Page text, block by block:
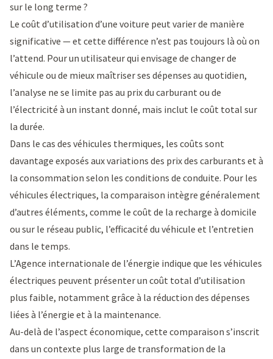
sur le long terme ?
Le coût d’utilisation d’une voiture peut varier de manière
significative — et cette différence n’est pas toujours là où on
l’attend. Pour un utilisateur qui envisage de changer de
véhicule ou de mieux maîtriser ses dépenses au quotidien,
l’analyse ne se limite pas au prix du carburant ou de
l’électricité à un instant donné, mais inclut le coût total sur
la durée.
Dans le cas des véhicules thermiques, les coûts sont
davantage exposés aux variations des prix des carburants et à
la consommation selon les conditions de conduite. Pour les
véhicules électriques, la comparaison intègre généralement
d’autres éléments, comme le coût de la recharge à domicile
ou sur le réseau public, l’efficacité du véhicule et l’entretien
dans le temps.
L’Agence internationale de l’énergie indique que les véhicules
électriques peuvent présenter un coût total d’utilisation
plus faible, notamment grâce à la réduction des dépenses
liées à l’énergie et à la maintenance.
Au-delà de l’aspect économique, cette comparaison s’inscrit
dans un contexte plus large de transformation de la